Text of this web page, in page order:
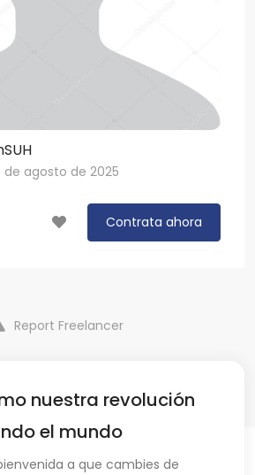
agosto de 2025
Contrata ahora
Report Freelancer
nuestra revolución
el mundo
a que cambies de